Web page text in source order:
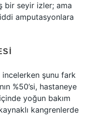
bir seyir izler; ama
amputasyonlara
incelerken şunu fark
%50’si, hastaneye
yoğun bakım
kangrenlerde